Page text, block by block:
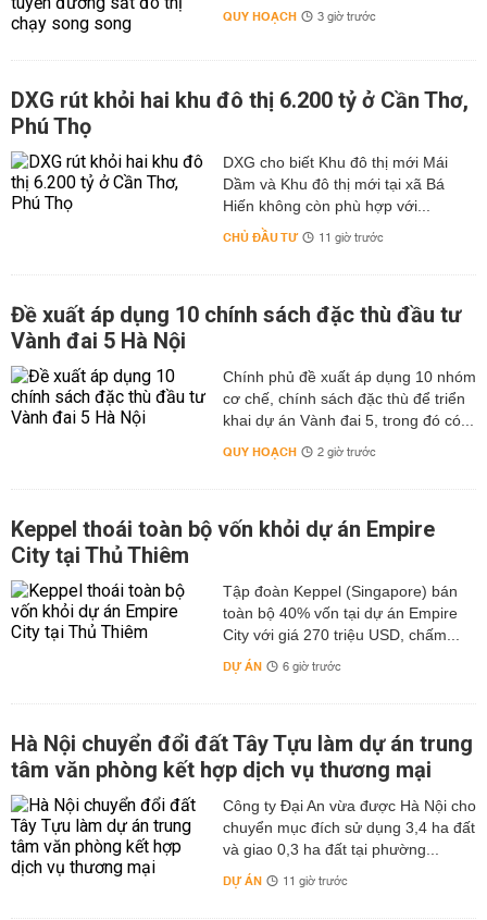
QUY HOẠCH 3 giờ trước
DXG rút khỏi hai khu đô thị 6.200 tỷ ở Cần Thơ,
Phú Thọ
DXG cho biết Khu đô thị mới Mái
Dầm và Khu đô thị mới tại xã Bá
Hiến không còn phù hợp với...
CHỦ ĐẦU TƯ 11 giờ trước
Đề xuất áp dụng 10 chính sách đặc thù đầu tư
Vành đai 5 Hà Nội
Chính phủ đề xuất áp dụng 10 nhóm
cơ chế, chính sách đặc thù để triển
khai dự án Vành đai 5, trong đó có...
QUY HOẠCH 2 giờ trước
Keppel thoái toàn bộ vốn khỏi dự án Empire
City tại Thủ Thiêm
Tập đoàn Keppel (Singapore) bán
toàn bộ 40% vốn tại dự án Empire
City với giá 270 triệu USD, chấm...
DỰ ÁN 6 giờ trước
Hà Nội chuyển đổi đất Tây Tựu làm dự án trung
tâm văn phòng kết hợp dịch vụ thương mại
Công ty Đại An vừa được Hà Nội cho
chuyển mục đích sử dụng 3,4 ha đất
và giao 0,3 ha đất tại phường...
DỰ ÁN 11 giờ trước